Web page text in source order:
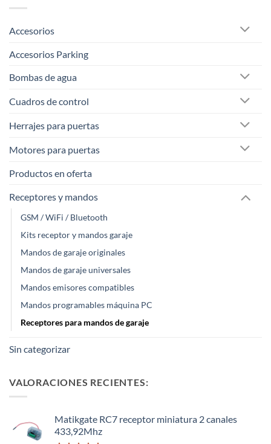
Accesorios
Accesorios Parking
Bombas de agua
Cuadros de control
Herrajes para puertas
Motores para puertas
Productos en oferta
Receptores y mandos
GSM / WiFi / Bluetooth
Kits receptor y mandos garaje
Mandos de garaje originales
Mandos de garaje universales
Mandos emisores compatibles
Mandos programables máquina PC
Receptores para mandos de garaje
Sin categorizar
VALORACIONES RECIENTES:
Matikgate RC7 receptor miniatura 2 canales
433,92Mhz